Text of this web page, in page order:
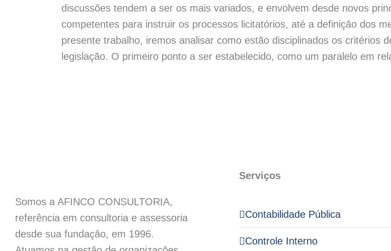
discussões tendem a ser os mais variados, e envolvem desde novos
competentes para instruir os processos licitatórios, até a definição dos
presente trabalho, iremos analisar como estão disciplinados os critérios
legislação. O primeiro ponto a ser estabelecido, como um paralelo em
Somos a AFINCO CONSULTORIA,
referência em consultoria e assessoria
desde sua fundação, em 1996.
Serviços
Contabilidade Pública
Controle Interno